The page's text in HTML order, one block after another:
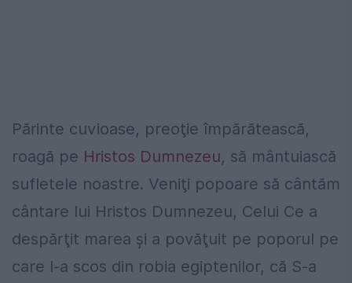
Părinte cuvioase, preoţie împărătească,
roagă pe Hristos Dumnezeu, să mântuiască
sufletele noastre. Veniţi popoare să cântăm
cântare lui Hristos Dumnezeu, Celui Ce a
despărţit marea şi a povăţuit pe poporul pe
care l-a scos din robia egiptenilor, că S-a